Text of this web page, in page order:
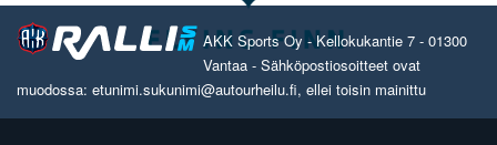
AKK Sports Oy - Kellokukantie 7 - 01300
Vantaa - Sähköpostiosoitteet ovat
muodossa: etunimi.sukunimi@autourheilu.fi, ellei toisin mainittu